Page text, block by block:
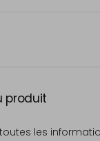
produit
toutes les